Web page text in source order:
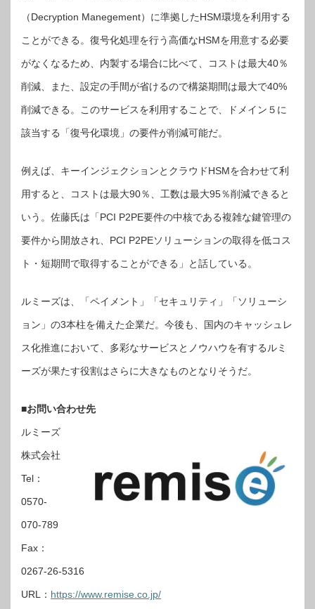
（Decryption Manegement）に準拠したHSM環境を利用する
ことができる。復号化処理を行う高価なHSMを用意する必要
がなくなるため、内製する場合に比べて、コストは最大40％
削減、また、設定の手間が省けるので構築期間は最大で40%
削減できる。このサービスを利用することで、ドメイン５に
該当する「復号化環境」の要件が削減可能だ。
例えば、キーインジェクションとクラウドHSMを合わせて利
用すると、コストは最大90％、工数は最大95％削減できると
いう。佐藤氏は「PCI P2PE要件の中核である複雑な鍵管理の
要件から開放され、PCI P2PEソリューションの取得を低コス
ト・短期間で取得することができる」と話している。
ルミーズは、「ペイメント」「セキュリティ」「ソリューシ
ョン」の3本柱を備えた企業だ。今後も、国内のキャッシュレ
ス化推進において、多彩なサービスとノウハウを有するルミ
ーズが果たす役割はさらに大きなものとなりそうだ。
■お問い合わせ先
ルミーズ
株式会社
Tel：
0570-
070-789
Fax：
0267-26-5316
URL： https://www.remise.co.jp/